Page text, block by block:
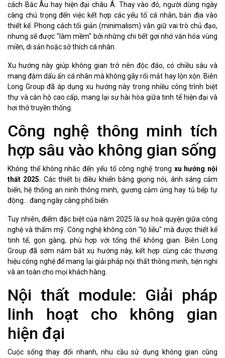
cách Bắc Âu hay hiện đại châu Á. Thay vào đó, người dùng ngày
càng chú trọng đến việc kết hợp các yếu tố cá nhân, bản địa vào
thiết kế. Phong cách tối giản (minimalism) vẫn giữ vai trò chủ đạo,
nhưng sẽ được "làm mềm" bởi những chi tiết gợi nhớ văn hóa vùng
miền, di sản hoặc sở thích cá nhân.
Xu hướng này giúp không gian trở nên độc đáo, có chiều sâu và
mang đậm dấu ấn cá nhân mà không gây rối mắt hay lộn xộn. Biên
Long Group đã áp dụng xu hướng này trong nhiều công trình biệt
thự và căn hộ cao cấp, mang lại sự hài hòa giữa tinh tế hiện đại và
hơi thở truyền thống.
Công nghệ thông minh tích
hợp sâu vào không gian sống
Không thể không nhắc đến yếu tố công nghệ trong xu hướng nội
thất 2025 . Các thiết bị điều khiển bằng giọng nói, ánh sáng cảm
biến, hệ thống an ninh thông minh, gương cảm ứng hay tủ bếp tự
động... đang ngày càng phổ biến.
Tuy nhiên, điểm đặc biệt của năm 2025 là sự hoà quyện giữa công
nghệ và thẩm mỹ. Công nghệ không còn "lộ liễu" mà được thiết kế
tinh tế, gọn gàng, phù hợp với tổng thể không gian. Biên Long
Group đã sớm nắm bắt xu hướng này, kết hợp cùng các thương
hiệu công nghệ để mang lại giải pháp nội thất thông minh, tiện nghi
và an toàn cho mọi khách hàng.
Nội thất module: Giải pháp
linh hoạt cho không gian
hiện đại
Cuộc sống thay đổi nhanh, nhu cầu sử dụng không gian cũng